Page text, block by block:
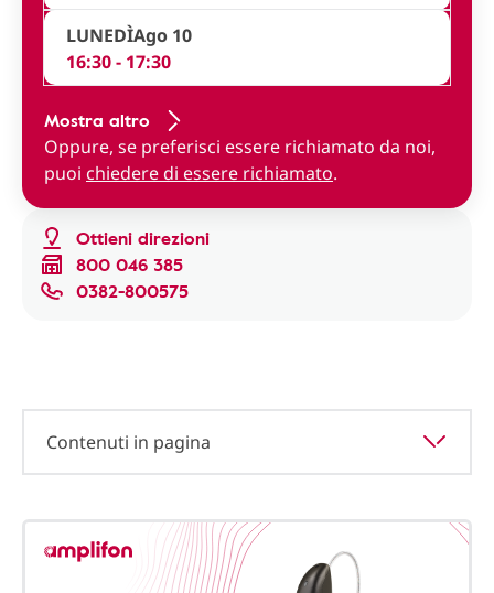
Ottieni direzioni
800 046 385
0382-800575
LUNEDÌAgo 10
16:30 - 17:30
Mostra altro
Oppure, se preferisci essere richiamato da noi,
puoi chiedere di essere richiamato.
Contenuti in pagina